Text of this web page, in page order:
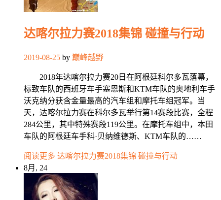
达喀尔拉力赛2018集锦 碰撞与行动
2019-08-25 by 巅峰越野
2018年达喀尔拉力赛20日在阿根廷科尔多瓦落幕，
标致车队的西班牙车手塞恩斯和KTM车队的奥地利车手
沃克纳分获含金量最高的汽车组和摩托车组冠军。当
天，达喀尔拉力赛在科尔多瓦举行第14赛段比赛，全程
284公里，其中特殊赛段119公里。在摩托车组中，本田
车队的阿根廷车手科·贝纳维德斯、KTM车队的……
阅读更多 达喀尔拉力赛2018集锦 碰撞与行动
8月, 24